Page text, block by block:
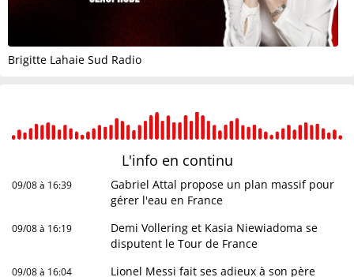
Brigitte Lahaie Sud Radio
L'info en continu
09/08 à 16:39
Gabriel Attal propose un plan massif pour
gérer l'eau en France
09/08 à 16:19
Demi Vollering et Kasia Niewiadoma se
disputent le Tour de France
09/08 à 16:04
Lionel Messi fait ses adieux à son père